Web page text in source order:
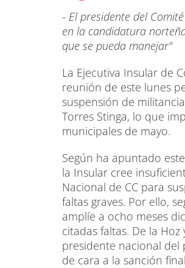
- El presidente del
en la candidatura
que se pueda manejar"
La Ejecutiva Insular de
reunión de este lunes
suspensión de
Torres Stinga, lo que
municipales de mayo.
Según ha apuntado
la Insular cree
Nacional de CC para
faltas graves. Por ello,
amplíe a ocho meses
citadas faltas. De la
presidente nacional del
de cara a la sanción